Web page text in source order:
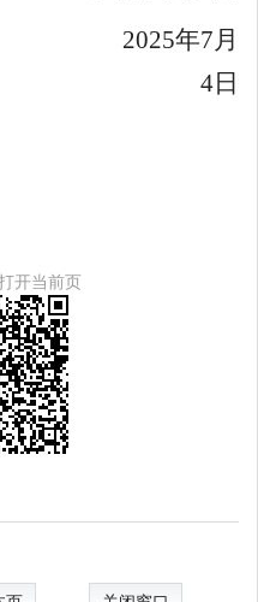
25年7月
4日
开当前页